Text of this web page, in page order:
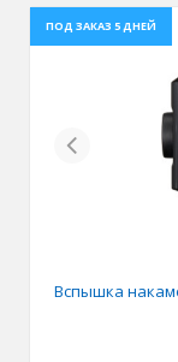
ПОД ЗАКАЗ 5 ДНЕЙ
Previous
Вспышка